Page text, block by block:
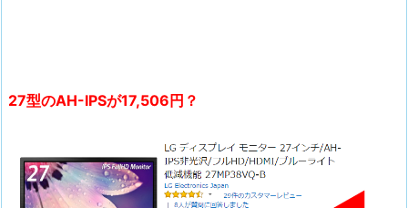
27型のAH-IPSが17,506円？